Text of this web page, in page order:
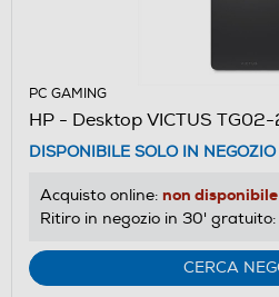
PC GAMING
HP - Desktop VICTUS
DISPONIBILE SOLO IN NEGOZIO
Acquisto online: non disponibile
Ritiro in negozio in 30' gratuito:
CERCA